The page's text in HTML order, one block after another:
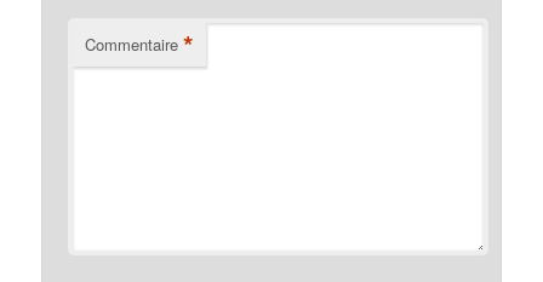
Commentaire *